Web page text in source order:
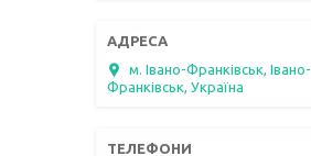
м. Івано-Франківськ, Івано-
Франківськ, Україна